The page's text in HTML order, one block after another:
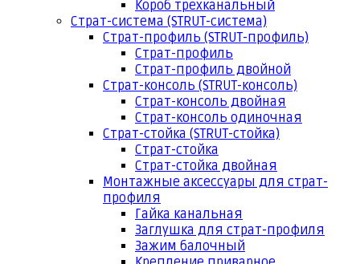
Короб трехканальный
Страт-система (STRUT-система)
Страт-профиль (STRUT-профиль)
Страт-профиль
Страт-профиль двойной
Страт-консоль (STRUT-консоль)
Страт-консоль двойная
Страт-консоль одиночная
Страт-стойка (STRUT-стойка)
Страт-стойка
Страт-стойка двойная
Монтажные аксессуары для страт-
профиля
Гайка канальная
Заглушка для страт-профиля
Зажим балочный